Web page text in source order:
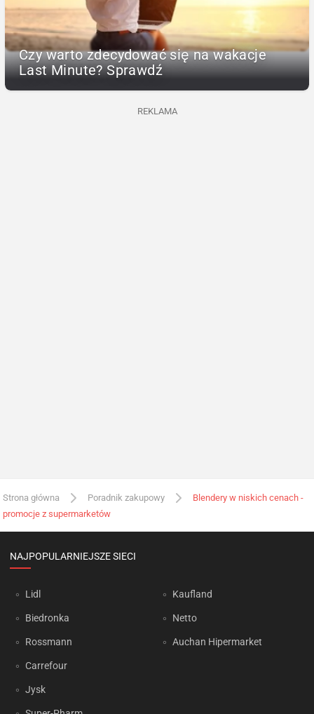
Czy warto zdecydować się na wakacje
Last Minute? Sprawdź
REKLAMA
Strona główna Poradnik zakupowy
Blendery w niskich cenach -
promocje z supermarketów
NAJPOPULARNIEJSZE SIECI
Lidl
Biedronka
Rossmann
Carrefour
Jysk
Kaufland
Netto
Auchan Hipermarket